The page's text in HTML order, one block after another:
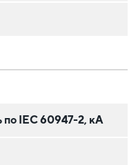
IEC 60947-2, кА